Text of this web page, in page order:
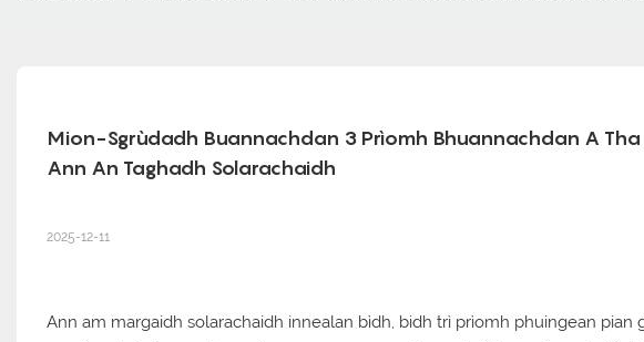
Mion-Sgrùdadh Buannachdan 3 Prìomh Bhuannachdan A Tha
Ann An Taghadh Solarachaidh
2025-12-11
Ann am margaidh solarachaidh innealan bìdh, bidh trì prìomh phuingean pian